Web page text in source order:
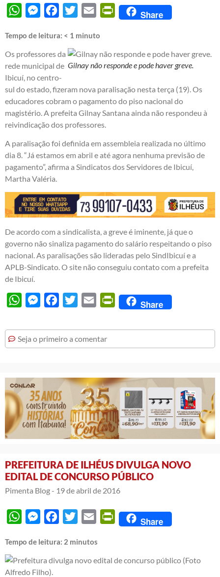
WhatsAppMessengerFacebook
Twitter Email PrintFriendly
Share
Tempo de leitura: < 1 minuto
Gilnay não responde e pode haver greve.
Os professores da
rede municipal de
Ibicuí, no centro-
sul do estado, fizeram nova paralisação nesta terça (19). Os
educadores cobram o pagamento do piso nacional do
magistério. A prefeita Gilnay Santana ainda não respondeu à
reivindicação dos professores.
A paralisação foi definida em assembleia realizada no último
dia 8. “Já estamos em abril e até agora nenhuma previsão de
pagamento”, afirma a Sindicatos dos Servidores de Ibicuí,
Martha Valéria.
De acordo com a sindicalista, a greve é iminente, já que o
governo não sinaliza pagamento do salário respeitando o piso
nacional. As paralisações são lideradas pelo SindIbicuí e a
APLB-Sindicato. O site não conseguiu contato com a prefeita
de Ibicuí.
WhatsAppMessengerFacebook
Twitter Email PrintFriendly
Share
Seja o primeiro a comentar
PREFEITURA DE ILHÉUS DIVULGA NOVO
EDITAL DE CONCURSO PÚBLICO
Pimenta Blog - 19 de abril de 2016
WhatsAppMessengerFacebook
Twitter Email PrintFriendly
Share
Tempo de leitura: 2 minutos